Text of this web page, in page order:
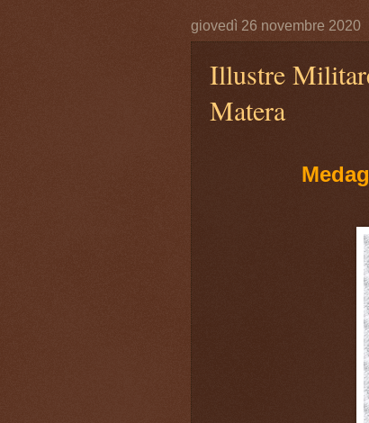
giovedì 26 novembre 2020
Illustre
Matera